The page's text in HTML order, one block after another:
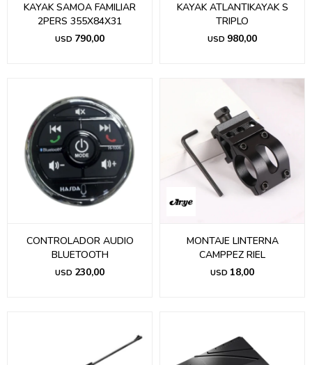
KAYAK SAMOA FAMILIAR
2PERS 355X84X31
USD 790,00
KAYAK ATLANTIKAYAK S
TRIPLO
USD 980,00
CONTROLADOR AUDIO
BLUETOOTH
USD 230,00
MONTAJE LINTERNA
CAMPPEZ RIEL
USD 18,00